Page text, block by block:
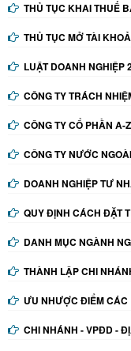
THỦ TỤC KHAI THUẾ
THỦ TỤC MỞ TÀI
LUẬT DOANH NGHIỆP
CÔNG TY TRÁCH
CÔNG TY CỔ PHẦN A-Z
CÔNG TY NƯỚC NGOÀI
DOANH NGHIỆP TƯ
QUY ĐỊNH CÁCH ĐẶT
DANH MỤC NGÀNH
THÀNH LẬP CHI
ƯU NHƯỢC ĐIỂM CÁC
CHI NHÁNH - VPĐD -